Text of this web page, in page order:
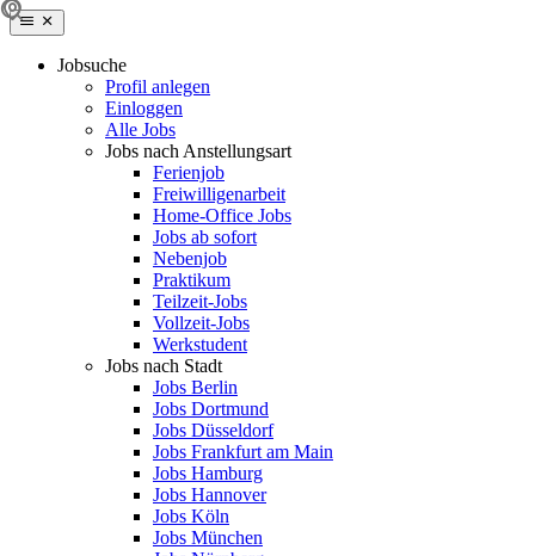
Jobsuche
Profil anlegen
Einloggen
Alle Jobs
Jobs nach Anstellungsart
Ferienjob
Freiwilligenarbeit
Home-Office Jobs
Jobs ab sofort
Nebenjob
Praktikum
Teilzeit-Jobs
Vollzeit-Jobs
Werkstudent
Jobs nach Stadt
Jobs Berlin
Jobs Dortmund
Jobs Düsseldorf
Jobs Frankfurt am Main
Jobs Hamburg
Jobs Hannover
Jobs Köln
Jobs München